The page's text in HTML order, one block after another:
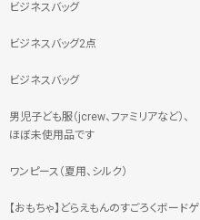
ビジネスバッグ
ビジネスバッグ2点
ビジネスバッグ
男児子ども服（jcrew、ファミリアなど）、
ほぼ未使用品です
ワンピース（夏用、シルク）
【おもちゃ】どらえもんのすごろくボードゲ